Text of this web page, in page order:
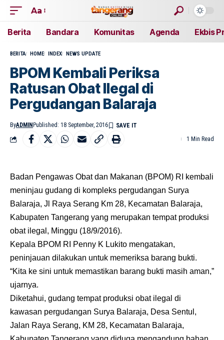
Aa
Berita Bandara Komunitas Agenda Ekbis
BERITA HOME INDEX NEWS UPDATE
BPOM Kembali Periksa
Ratusan Obat Ilegal di
Pergudangan Balaraja
ByADMIN Published: 18 September, 2016
1 Min Read
Badan Pengawas Obat dan Makanan (BPOM) RI kembali
meninjau gudang di kompleks pergudangan Surya
Balaraja, Jl Raya Serang Km 28, Kecamatan Balaraja,
Kabupaten Tangerang yang merupakan tempat produksi
obat ilegal, Minggu (18/9/2016).
Kepala BPOM RI Penny K Lukito mengatakan,
peninjauan dilakukan untuk memeriksa barang bukti.
“Kita ke sini untuk memastikan barang bukti masih aman,”
ujarnya.
Diketahui, gudang tempat produksi obat ilegal di
kawasan pergudangan Surya Balaraja, Desa Sentul,
Jalan Raya Serang, KM 28, Kecamatan Balaraja,